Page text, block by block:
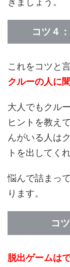
コツ４
これをコツと
クルーの人に
大人でもクル
ヒントを教え
んがいる人は
トを出してく
悩んで詰まっ
ります。
コ
脱出ゲームは